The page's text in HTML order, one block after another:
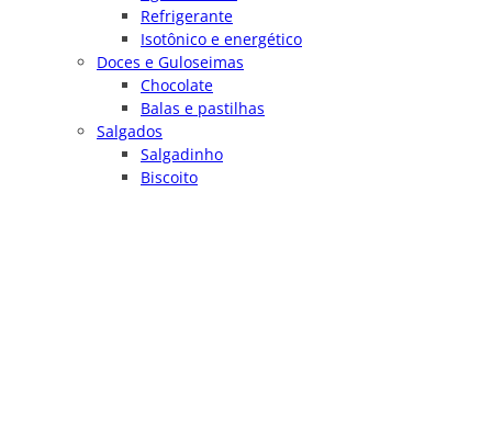
Refrigerante
Isotônico e energético
Doces e Guloseimas
Chocolate
Balas e pastilhas
Salgados
Salgadinho
Biscoito